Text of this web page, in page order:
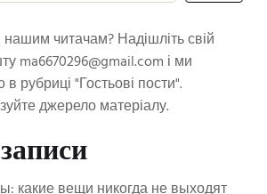
читачам? Надішліть свій
ma6670296@gmail.com і ми
в рубриці "Гостьові пости".
джерело матеріалу.